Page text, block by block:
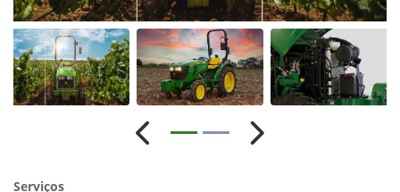
Anterior Próximo
Serviços